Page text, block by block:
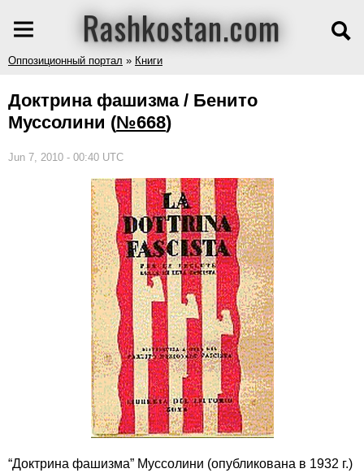
Rashkostan.com
Оппозиционный портал » Книги
Доктрина фашизма / Бенито
Муссолини (№668)
Jun 7, 2010 - 00:40 UTC
“Доктрина фашизма” Муссолини (опубликована в 1932 г.)